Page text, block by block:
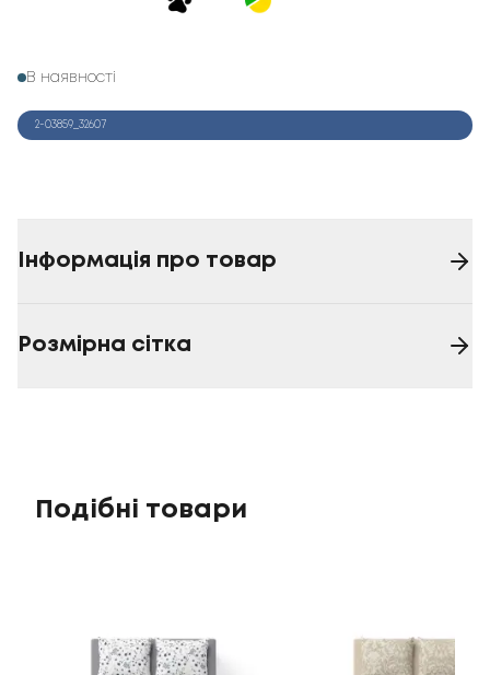
В наявності
2-03859_32607
Інформація про товар
Розмірна сітка
Подібні товари